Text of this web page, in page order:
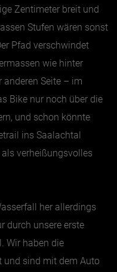
Zentimeter breit und
Stufen wären sonst
Pfad verschwindet
wie hinter
Seite – im
Bike nur noch über die
und schon könnte
ins Saalachtal
verheißungsvolles
her allerdings
durch unsere erste
Wir haben die
und sind mit dem Auto